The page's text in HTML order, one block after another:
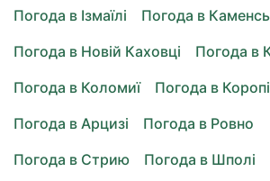
Погода в Ізмаїлі
Погода в
Погода в Новій Каховці
Погода в
Погода в Коломиї
Погода в Коропі
Погода в Арцизі
Погода в Ровно
Погода в Стрию
Погода в Шполі